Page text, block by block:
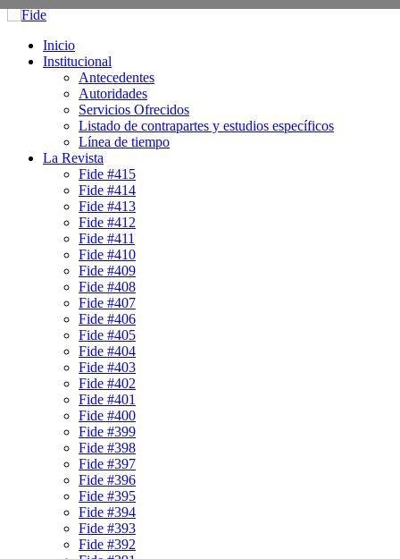
Inicio
Institucional
Antecedentes
Autoridades
Servicios Ofrecidos
Listado de contrapartes y estudios específicos
Línea de tiempo
La Revista
Fide #415
Fide #414
Fide #413
Fide #412
Fide #411
Fide #410
Fide #409
Fide #408
Fide #407
Fide #406
Fide #405
Fide #404
Fide #403
Fide #402
Fide #401
Fide #400
Fide #399
Fide #398
Fide #397
Fide #396
Fide #395
Fide #394
Fide #393
Fide #392